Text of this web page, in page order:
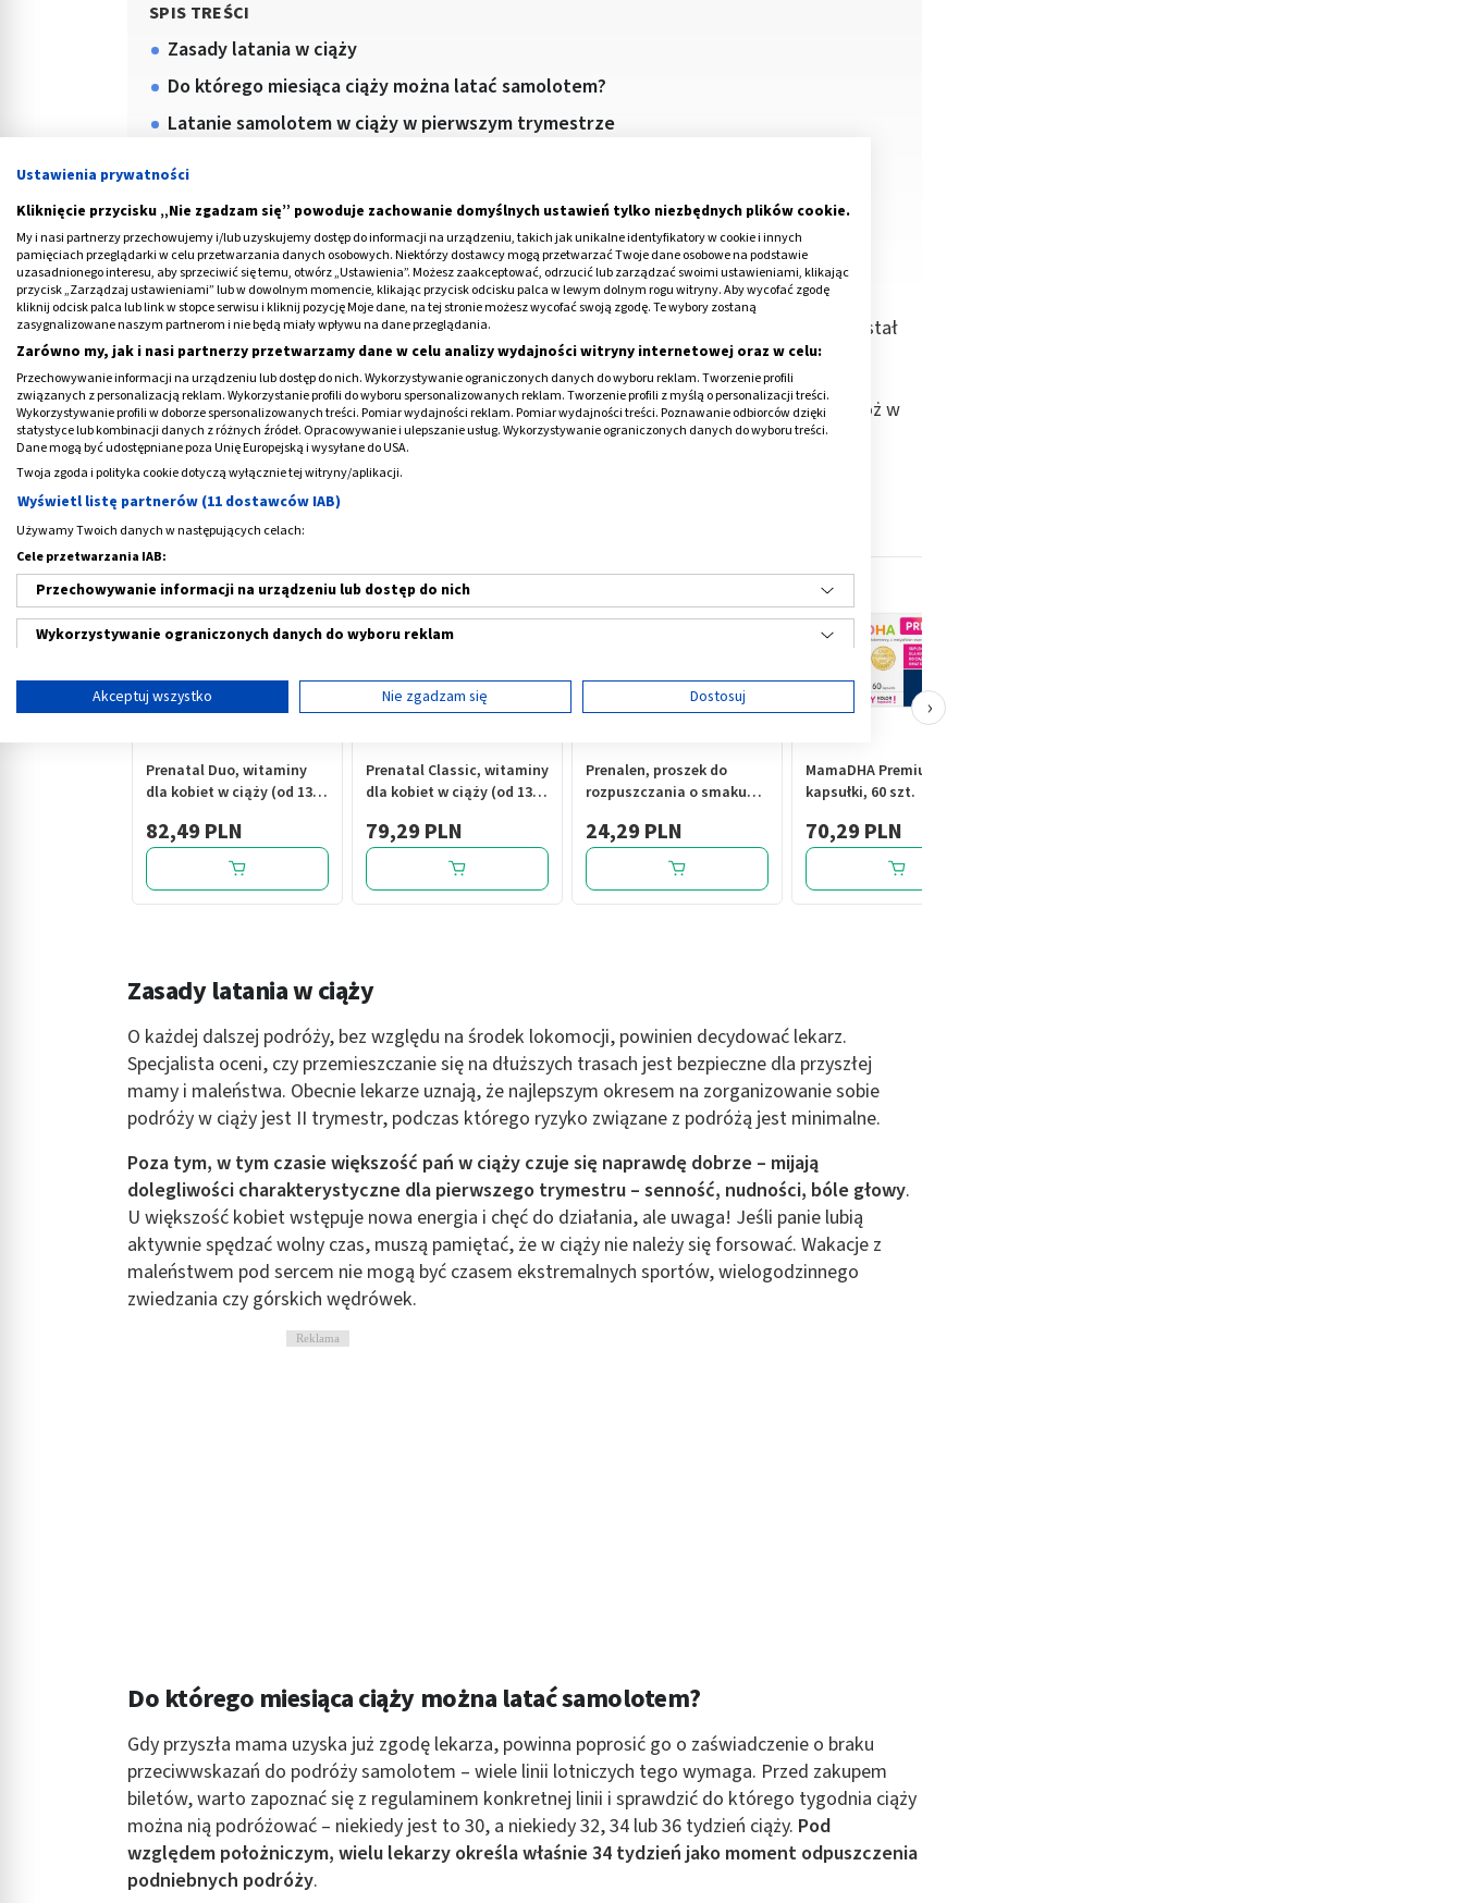
SPIS TREŚCI
Zasady latania w ciąży
Do którego miesiąca ciąży można latać samolotem?
Latanie samolotem w ciąży w pierwszym trymestrze
Ciąża a lot samolotem - co ze sobą zabrać?
Kiedy zrezygnować z podróży samolotem w ciąży?
W dobie tanich biletów lotniczych, popularności podróży czy zarabianiu zagranicą, samolot stał
się równie powszechnym środkiem transportu, co samochód, autokar czy pociąg. Lekarze
przyznają, że w przypadku zdrowej, niezagrożonej ciąży, nie ma przeciwwskazań do latania
samolotem, ale warto pamiętać o kilku zasadach, które pomogą bezpiecznie przebyć podróż w
przestworzach.
Medme poleca
Prenatal Duo, witaminy
dla kobiet w ciąży (od 13.
piersią, kapsułki, 60 szt.+
30 szt. (DHA, laktoferyna,
cholina)
82,49 PLN
Prenatal Classic, witaminy
dla kobiet w ciąży (od 13.
piersią, kapsułki, 90 szt.
79,29 PLN
Prenalen, proszek do
rozpuszczania o smaku
saszetek
24,29 PLN
MamaDHA Premium+,
kapsułki, 60 szt.
70,29 PLN
‹ ›
Zasady latania w ciąży
O każdej dalszej podróży, bez względu na środek lokomocji, powinien decydować lekarz.
Specjalista oceni, czy przemieszczanie się na dłuższych trasach jest bezpieczne dla przyszłej
mamy i maleństwa. Obecnie lekarze uznają, że najlepszym okresem na zorganizowanie sobie
podróży w ciąży jest II trymestr, podczas którego ryzyko związane z podróżą jest minimalne.
Poza tym, w tym czasie większość pań w ciąży czuje się naprawdę dobrze – mijają
dolegliwości charakterystyczne dla pierwszego trymestru – senność, nudności, bóle głowy.
U większość kobiet wstępuje nowa energia i chęć do działania, ale uwaga! Jeśli panie lubią
aktywnie spędzać wolny czas, muszą pamiętać, że w ciąży nie należy się forsować. Wakacje z
maleństwem pod sercem nie mogą być czasem ekstremalnych sportów, wielogodzinnego
zwiedzania czy górskich wędrówek.
Reklama
Do którego miesiąca ciąży można latać samolotem?
Gdy przyszła mama uzyska już zgodę lekarza, powinna poprosić go o zaświadczenie o braku
przeciwwskazań do podróży samolotem – wiele linii lotniczych tego wymaga. Przed zakupem
biletów, warto zapoznać się z regulaminem konkretnej linii i sprawdzić do którego tygodnia ciąży
można nią podróżować – niekiedy jest to 30, a niekiedy 32, 34 lub 36 tydzień ciąży. Pod
względem położniczym, wielu lekarzy określa właśnie 34 tydzień jako moment odpuszczenia
podniebnych podróży.
Ustawienia prywatności
Kliknięcie przycisku „Nie zgadzam się” powoduje zachowanie domyślnych ustawień tylko niezbędnych plików cookie.
My i nasi partnerzy przechowujemy i/lub uzyskujemy dostęp do informacji na urządzeniu, takich jak unikalne identyfikatory w cookie i innych
pamięciach przeglądarki w celu przetwarzania danych osobowych. Niektórzy dostawcy mogą przetwarzać Twoje dane osobowe na podstawie
uzasadnionego interesu, aby sprzeciwić się temu, otwórz „Ustawienia”. Możesz zaakceptować, odrzucić lub zarządzać swoimi ustawieniami, klikając
przycisk „Zarządzaj ustawieniami” lub w dowolnym momencie, klikając przycisk odcisku palca w lewym dolnym rogu witryny. Aby wycofać zgodę
kliknij odcisk palca lub link w stopce serwisu i kliknij pozycję Moje dane, na tej stronie możesz wycofać swoją zgodę. Te wybory zostaną
zasygnalizowane naszym partnerom i nie będą miały wpływu na dane przeglądania.
Zarówno my, jak i nasi partnerzy przetwarzamy dane w celu analizy wydajności witryny internetowej oraz w celu:
Przechowywanie informacji na urządzeniu lub dostęp do nich. Wykorzystywanie ograniczonych danych do wyboru reklam. Tworzenie profili
związanych z personalizacją reklam. Wykorzystanie profili do wyboru spersonalizowanych reklam. Tworzenie profili z myślą o personalizacji treści.
Wykorzystywanie profili w doborze spersonalizowanych treści. Pomiar wydajności reklam. Pomiar wydajności treści. Poznawanie odbiorców dzięki
statystyce lub kombinacji danych z różnych źródeł. Opracowywanie i ulepszanie usług. Wykorzystywanie ograniczonych danych do wyboru treści.
Dane mogą być udostępniane poza Unię Europejską i wysyłane do USA.
Twoja zgoda i polityka cookie dotyczą wyłącznie tej witryny/aplikacji.
Wyświetl listę partnerów (11 dostawców IAB)
Używamy Twoich danych w następujących celach:
Cele przetwarzania IAB:
Przechowywanie informacji na urządzeniu lub dostęp do nich
Wykorzystywanie ograniczonych danych do wyboru reklam
Tworzenie profili w celu spersonalizowanych reklam
Tworzenie profili w celu personalizacji treści
Pomiar efektywności reklam
Pomiar efektywności treści
Rozwój i ulepszanie usług
Wykorzystywanie ograniczonych danych do wyboru treści
Funkcje specjalne IAB:
Użycie dokładnych danych geolokalizacyjnych
Identyfikowanie urządzeń na podstawie aktywnie żądanych informacji
Cele przetwarzania inne niż IAB:
Wydajność (Performance)
Reklama / śledzenie
Akceptuj wszystko Nie zgadzam się Dostosuj